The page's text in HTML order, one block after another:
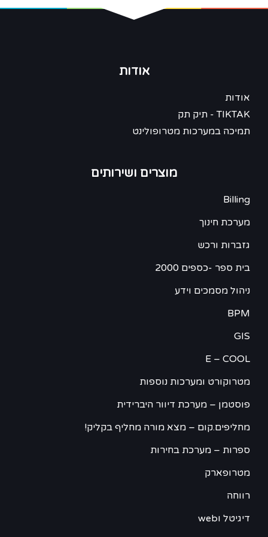
אודות
אודות
TIKTAK - תיק תק
תמיכה במערכות מטרופולינט
מוצרים ושירותים
Billing
מערכת חינוך
גזברות ורכש
בית ספר -כספים 2000
ניהול מסמכים וידע
BPM
GIS
E – COOL
מטרוקורט ומערכות נוספות
פוסטמן – מערכת דיוור היברידית
מחליפים.קום – מצא מורה מחליף בקליק!
ספרות – מערכת בחירות
מטרופארק
רווחה
דיגיטל וweb